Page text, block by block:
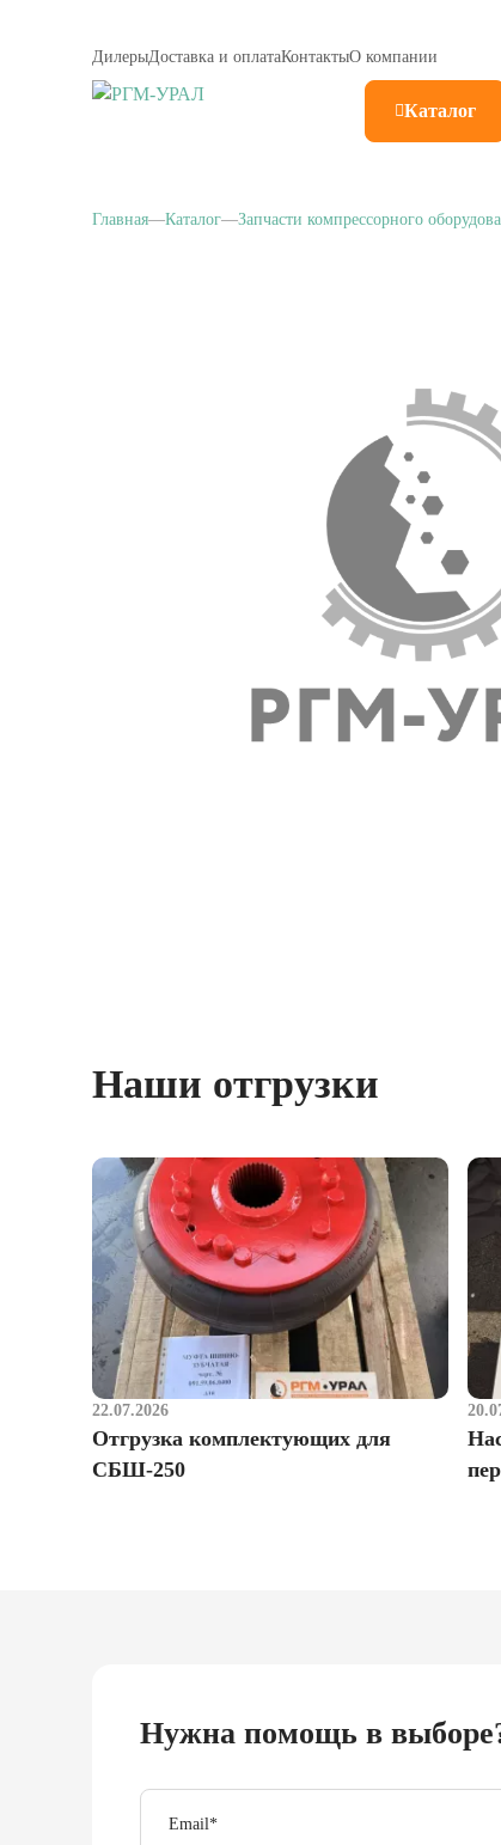
ДилерыДоставка и оплатаКонтактыО компании
Каталог
Главная Каталог Запчасти компрессорного
Наши отгрузки
22.07.2026
Отгрузка комплектующих для
СБШ-250
Нужна помощь в
Email*